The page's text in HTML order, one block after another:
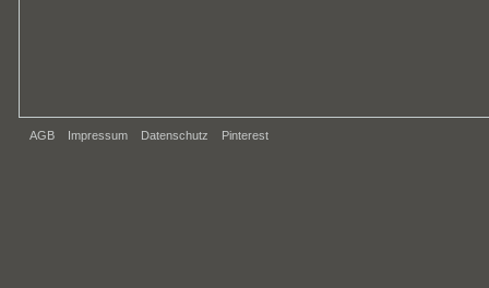
AGB Impressum Datenschutz Pinterest